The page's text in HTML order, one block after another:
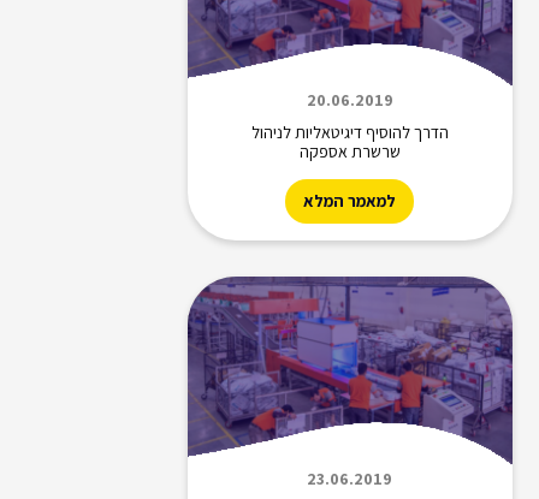
20.06.2019
הדרך להוסיף דיגיטאליות לניהול
שרשרת אספקה
למאמר המלא
23.06.2019